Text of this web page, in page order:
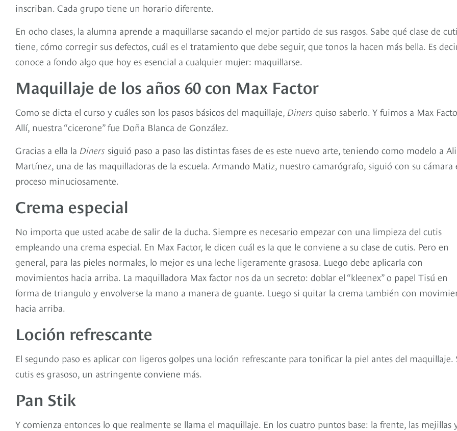
inscriban. Cada grupo tiene un horario diferente.
En ocho clases, la alumna aprende a maquillarse sacando el mejor partido de sus rasgos. Sabe qué clase de
tiene, cómo corregir sus defectos, cuál es el tratamiento que debe seguir, que tonos la hacen más bella. Es
conoce a fondo algo que hoy es esencial a cualquier mujer: maquillarse.
Maquillaje de los años 60 con Max Factor
Como se dicta el curso y cuáles son los pasos básicos del maquillaje, Diners quiso saberlo. Y fuimos a Max
Allí, nuestra “cicerone” fue Doña Blanca de González.
Gracias a ella la Diners siguió paso a paso las distintas fases de es este nuevo arte, teniendo como modelo a
Martínez, una de las maquilladoras de la escuela. Armando Matiz, nuestro camarógrafo, siguió con su cámara
proceso minuciosamente.
Crema especial
No importa que usted acabe de salir de la ducha. Siempre es necesario empezar con una limpieza del cutis
empleando una crema especial. En Max Factor, le dicen cuál es la que le conviene a su clase de cutis. Pero en
general, para las pieles normales, lo mejor es una leche ligeramente grasosa. Luego debe aplicarla con
movimientos hacia arriba. La maquilladora Max factor nos da un secreto: doblar el “kleenex” o papel Tisú en
forma de triangulo y envolverse la mano a manera de guante. Luego si quitar la crema también con
hacia arriba.
Loción refrescante
El segundo paso es aplicar con ligeros golpes una loción refrescante para tonificar la piel antes del maquillaje.
cutis es grasoso, un astringente conviene más.
Pan Stik
Y comienza entonces lo que realmente se llama el maquillaje. En los cuatro puntos base: la frente, las mejillas